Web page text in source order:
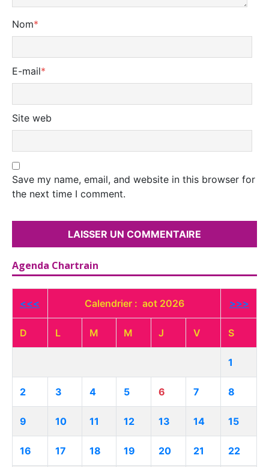
Nom*
E-mail*
Site web
Save my name, email, and website in this browser for
the next time I comment.
Agenda Chartrain
<<< Calendrier : aot 2026 >>>
D L M M J V S
1
2 3 4 5 6 7 8
9 10 11 12 13 14 15
16 17 18 19 20 21 22